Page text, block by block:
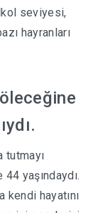
seviyesi,
hayranları
tutmayı
yaşındaydı.
kendi hayatını